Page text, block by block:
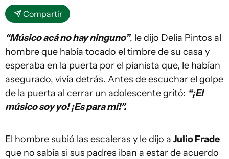
Compartir
“Músico acá no hay ninguno”, le dijo Delia Pintos al
hombre que había tocado el timbre de su casa y
esperaba en la puerta por el pianista que, le habían
asegurado, vivía detrás. Antes de escuchar el golpe
de la puerta al cerrar un adolescente gritó: “¡El
músico soy yo! ¡Es para mí!”.
El hombre subió las escaleras y le dijo a Julio Frade
que no sabía si sus padres iban a estar de acuerdo